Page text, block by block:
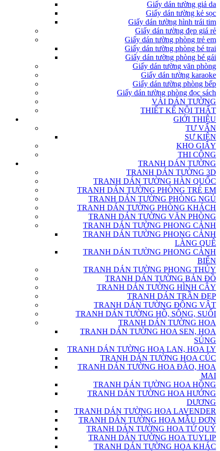
Giấy dán tường giả da
Giấy dán tường kẻ sọc
Giấy dán tường hình trái tim
Giấy dán tường đẹp giá rẻ
Giấy dán tường phòng trẻ em
Giấy dán tường phòng bé trai
Giấy dán tường phòng bé gái
Giấy dán tường văn phòng
Giấy dán tường karaoke
Giấy dán tường phòng bếp
Giấy dán tường phòng đọc sách
VẢI DÁN TƯỜNG
THIẾT KẾ NỘI THẤT
GIỚI THIỆU
TƯ VẤN
SỰ KIỆN
KHO GIẤY
THI CÔNG
TRANH DÁN TƯỜNG
TRANH DÁN TƯỜNG 3D
TRANH DÁN TƯỜNG HÀN QUỐC
TRANH DÁN TƯỜNG PHÒNG TRẺ EM
TRANH DÁN TƯỜNG PHÒNG NGỦ
TRANH DÁN TƯỜNG PHÒNG KHÁCH
TRANH DÁN TƯỜNG VĂN PHÒNG
TRANH DÁN TƯỜNG PHONG CẢNH
TRANH DÁN TƯỜNG PHONG CẢNH
LÀNG QUÊ
TRANH DÁN TƯỜNG PHONG CẢNH
BIỂN
TRANH DÁN TƯỜNG PHONG THỦY
TRANH DÁN TƯỜNG BẢN ĐỒ
TRANH DÁN TƯỜNG HÌNH CÂY
TRANH DÁN TRẦN ĐẸP
TRANH DÁN TƯỜNG ĐỘNG VẬT
TRANH DÁN TƯỜNG HỒ, SÔNG, SUỐI
TRANH DÁN TƯỜNG HOA
TRANH DÁN TƯỜNG HOA SEN, HOA
SÚNG
TRANH DÁN TƯỜNG HOA LAN, HOA LY
TRANH DÁN TƯỜNG HOA CÚC
TRANH DÁN TƯỜNG HOA ĐÀO, HOA
MAI
TRANH DÁN TƯỜNG HOA HỒNG
TRANH DÁN TƯỜNG HOA HƯỚNG
DƯƠNG
TRANH DÁN TƯỜNG HOA LAVENDER
TRANH DÁN TƯỜNG HOA MẪU ĐƠN
TRANH DÁN TƯỜNG HOA TỨ QUÝ
TRANH DÁN TƯỜNG HOA TUYLIP
TRANH DÁN TƯỜNG HOA KHÁC